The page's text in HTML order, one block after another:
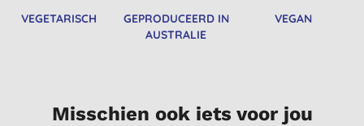
VEGETARISCH
GEPRODUCEERD IN
AUSTRALIE
VEGAN
Misschien ook iets voor jou